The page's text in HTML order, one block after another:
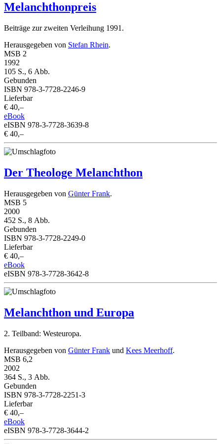
Melanchthonpreis
Beiträge zur zweiten Verleihung 1991.
Herausgegeben von Stefan Rhein.
MSB 2
1992
105 S., 6 Abb.
Gebunden
ISBN 978-3-7728-2246-9
Lieferbar
€ 40,–
eBook
eISBN 978-3-7728-3639-8
€ 40,–
Der Theologe Melanchthon
Herausgegeben von Günter Frank.
MSB 5
2000
452 S., 8 Abb.
Gebunden
ISBN 978-3-7728-2249-0
Lieferbar
€ 40,–
eBook
eISBN 978-3-7728-3642-8
Melanchthon und Europa
2. Teilband: Westeuropa.
Herausgegeben von Günter Frank und Kees Meerhoff.
MSB 6,2
2002
364 S., 3 Abb.
Gebunden
ISBN 978-3-7728-2251-3
Lieferbar
€ 40,–
eBook
eISBN 978-3-7728-3644-2